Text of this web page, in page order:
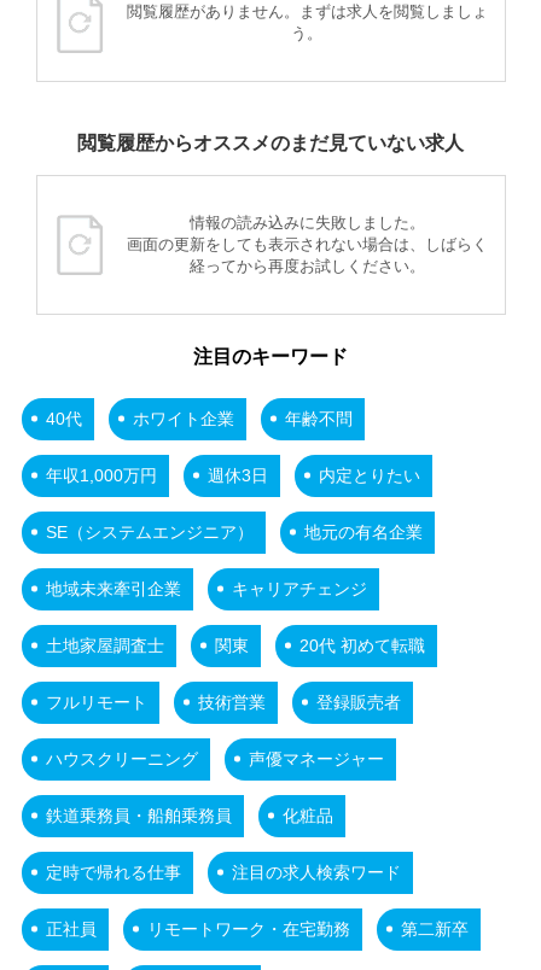
閲覧履歴がありません。まずは求人を閲覧しましょ
う。
閲覧履歴からオススメのまだ見ていない求人
情報の読み込みに失敗しました。
画面の更新をしても表示されない場合は、しばらく
経ってから再度お試しください。
注目のキーワード
40代 ホワイト企業 年齢不問
年収1,000万円 週休3日 内定とりたい
SE（システムエンジニア） 地元の有名企業
地域未来牽引企業 キャリアチェンジ
土地家屋調査士 関東 20代 初めて転職
フルリモート 技術営業 登録販売者
ハウスクリーニング 声優マネージャー
鉄道乗務員・船舶乗務員 化粧品
定時で帰れる仕事 注目の求人検索ワード
正社員 リモートワーク・在宅勤務 第二新卒